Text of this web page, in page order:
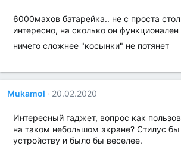
6000махов батарейка.. не с проста
интересно, на сколько он
ничего сложнее "косынки" не потянет
Mukamol 20.02.2020
Интересный гаджет, вопрос как
на таком небольшом экране? Стилус
устройству и было бы веселее.